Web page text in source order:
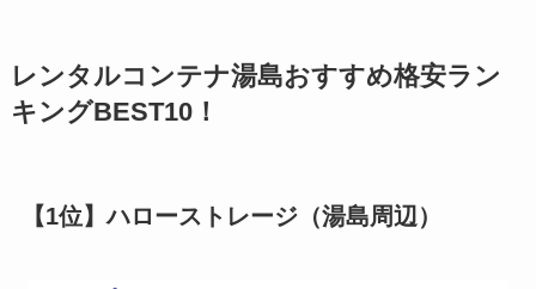
レンタルコンテナ湯島おすすめ格安ラン
キングBEST10！
【1位】ハローストレージ（湯島周辺）